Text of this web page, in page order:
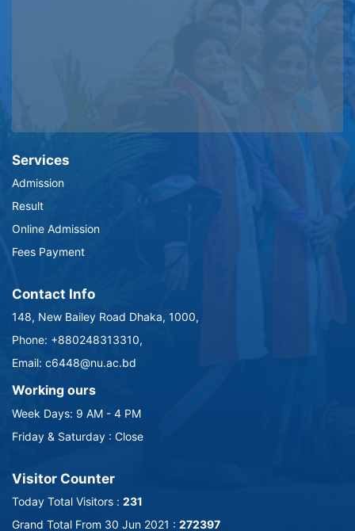
Services
Admission
Result
Online Admission
Fees Payment
Contact Info
148, New Bailey Road Dhaka, 1000,
Phone: +880248313310,
Email: c6448@nu.ac.bd
Working ours
Week Days: 9 AM - 4 PM
Friday & Saturday : Close
Visitor Counter
Today Total Visitors : 231
Grand Total From 30 Jun 2021 : 272397